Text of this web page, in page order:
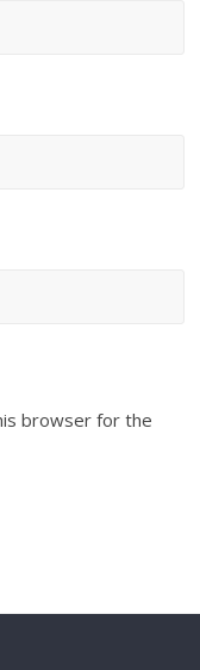
browser for the